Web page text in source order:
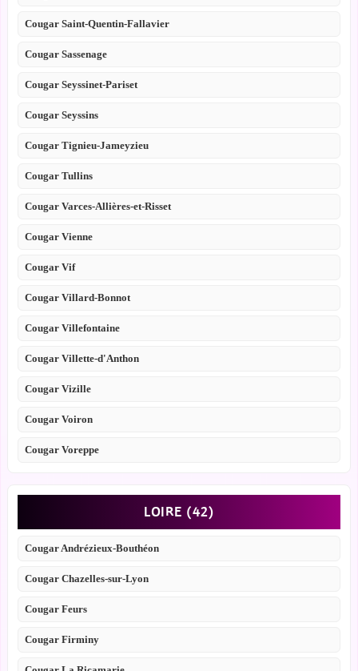
Cougar Saint-Quentin-Fallavier
Cougar Sassenage
Cougar Seyssinet-Pariset
Cougar Seyssins
Cougar Tignieu-Jameyzieu
Cougar Tullins
Cougar Varces-Allières-et-Risset
Cougar Vienne
Cougar Vif
Cougar Villard-Bonnot
Cougar Villefontaine
Cougar Villette-d'Anthon
Cougar Vizille
Cougar Voiron
Cougar Voreppe
LOIRE (42)
Cougar Andrézieux-Bouthéon
Cougar Chazelles-sur-Lyon
Cougar Feurs
Cougar Firminy